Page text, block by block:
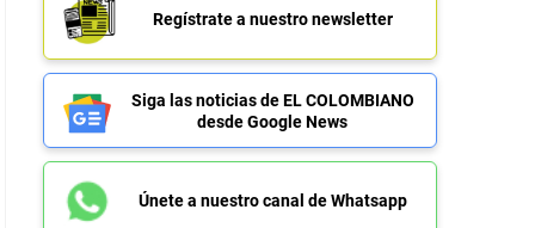
Regístrate a nuestro newsletter
Siga las noticias de EL COLOMBIANO
desde Google News
Únete a nuestro canal de Whatsapp